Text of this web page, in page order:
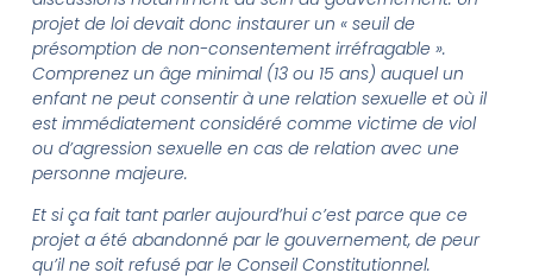
projet de loi devait donc instaurer un « seuil de
présomption de non-consentement irréfragable ».
Comprenez un âge minimal (13 ou 15 ans) auquel un
enfant ne peut consentir à une relation sexuelle et où il
est immédiatement considéré comme victime de viol
ou d’agression sexuelle en cas de relation avec une
personne majeure.
Et si ça fait tant parler aujourd’hui c’est parce que ce
projet a été abandonné par le gouvernement, de peur
qu’il ne soit refusé par le Conseil Constitutionnel.